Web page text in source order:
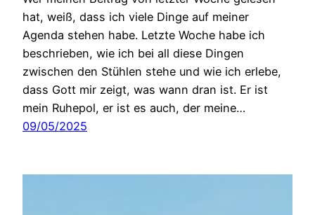
hat, weiß, dass ich viele Dinge auf meiner
Agenda stehen habe. Letzte Woche habe ich
beschrieben, wie ich bei all diese Dingen
zwischen den Stühlen stehe und wie ich erlebe,
dass Gott mir zeigt, was wann dran ist. Er ist
mein Ruhepol, er ist es auch, der meine…
09/05/2025